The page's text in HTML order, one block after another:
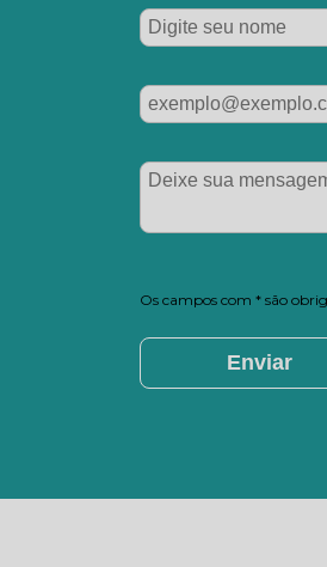
Os campos com * são